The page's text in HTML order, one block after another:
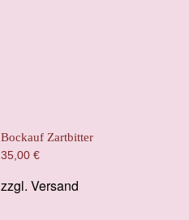
Bockauf Zartbitter
35,00 €
zzgl. Versand